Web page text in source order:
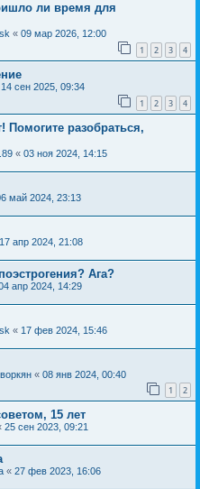
ли время для
« 09 мар 2026, 12:00
1 2 3 4
14 сен 2025, 09:34
1 2 3 4
Помогите разобраться,
« 03 ноя 2024, 14:15
май 2024, 23:13
17 апр 2024, 21:08
Ага?
апр 2024, 14:29
« 17 фев 2024, 15:46
« 08 янв 2024, 00:40
1 2
15 лет
25 сен 2023, 09:21
« 27 фев 2023, 16:06